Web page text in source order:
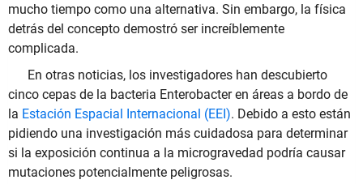
mucho tiempo como una alternativa. Sin embargo, la física
detrás del concepto demostró ser increíblemente
complicada.
En otras noticias, los investigadores han descubierto
cinco cepas de la bacteria Enterobacter en áreas a bordo de
la Estación Espacial Internacional (EEI). Debido a esto están
pidiendo una investigación más cuidadosa para determinar
si la exposición continua a la microgravedad podría causar
mutaciones potencialmente peligrosas.